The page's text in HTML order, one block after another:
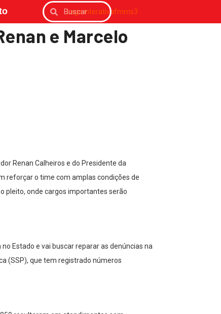
e Marcelo
Renan Calheiros e do Presidente da
reforçar o time com amplas condições de
pleito, onde cargos importantes serão
Estado e vai buscar reparar as denúncias na
(SSP), que tem registrado números